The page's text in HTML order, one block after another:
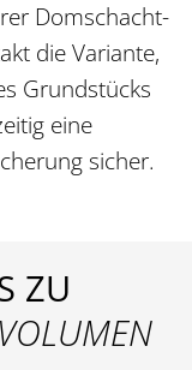
Domschacht-
die Variante,
Grundstücks
eine
sicher.
ZU